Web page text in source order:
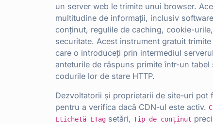
un server web le trimite unui browser.
multitudine de informații, inclusiv
conținut, regulile de caching, cookie-
securitate. Acest instrument gratuit
care o introduceți prin intermediul
anteturile de răspuns primite într-un tabel
codurile lor de stare HTTP.
Dezvoltatorii și proprietarii de site-uri pot
pentru a verifica dacă CDN-ul este activ.
Etichetă ETag setări, Tip de conținut